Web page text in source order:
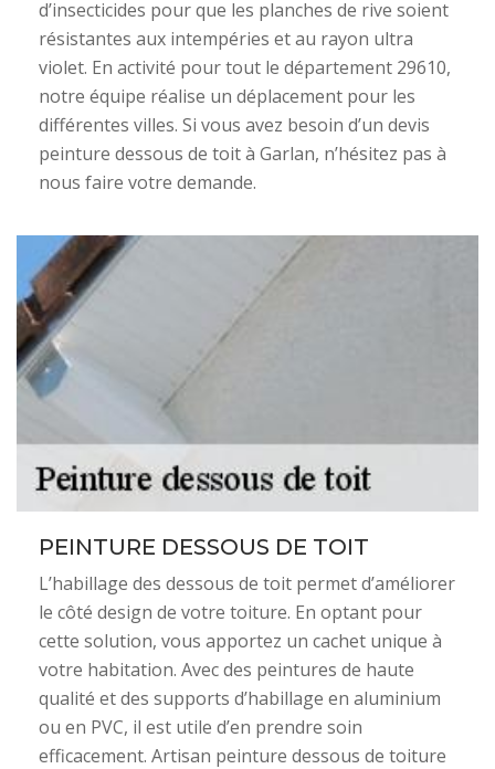
d’insecticides pour que les planches de rive soient
résistantes aux intempéries et au rayon ultra
violet. En activité pour tout le département 29610,
notre équipe réalise un déplacement pour les
différentes villes. Si vous avez besoin d’un devis
peinture dessous de toit à Garlan, n’hésitez pas à
nous faire votre demande.
PEINTURE DESSOUS DE TOIT
L’habillage des dessous de toit permet d’améliorer
le côté design de votre toiture. En optant pour
cette solution, vous apportez un cachet unique à
votre habitation. Avec des peintures de haute
qualité et des supports d’habillage en aluminium
ou en PVC, il est utile d’en prendre soin
efficacement. Artisan peinture dessous de toiture